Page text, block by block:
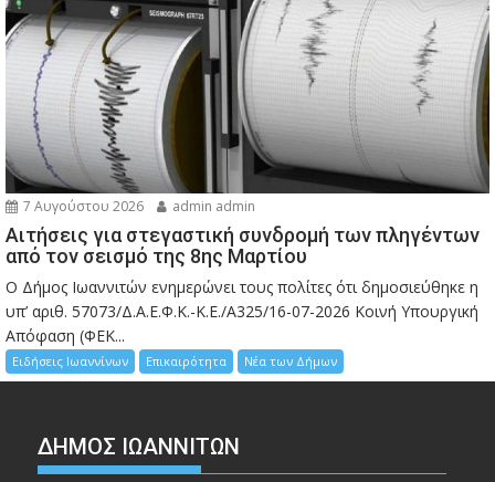
7 Αυγούστου 2026 admin admin
Αιτήσεις για στεγαστική συνδρομή των πληγέντων
από τον σεισμό της 8ης Μαρτίου
Ο Δήμος Ιωαννιτών ενημερώνει τους πολίτες ότι δημοσιεύθηκε η
υπ’ αριθ. 57073/Δ.Α.Ε.Φ.Κ.-Κ.Ε./Α325/16-07-2026 Κοινή Υπουργική
Απόφαση (ΦΕΚ...
Ειδήσεις Ιωαννίνων Επικαιρότητα Νέα των Δήμων
ΔΗΜΟΣ ΙΩΑΝΝΙΤΩΝ